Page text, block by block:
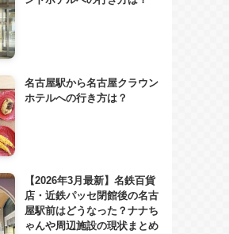
名古屋駅から名古屋クラウン
ホテルへの行き方は？
【2026年3月最新】名鉄百貨
店・近鉄パッセ閉館後の名古
屋駅前はどうなった？ナナち
ゃんや周辺施設の現状まとめ